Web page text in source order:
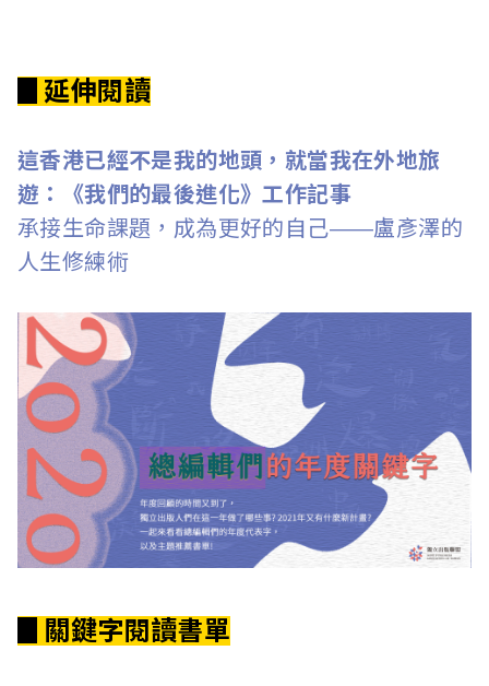
▊延伸閱讀
這香港已經不是我的地頭，就當我在外地旅
遊：《我們的最後進化》工作記事
承接生命課題，成為更好的自己——盧彥澤的
人生修練術
▊關鍵字閱讀書單